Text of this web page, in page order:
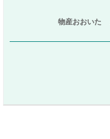
物産おおいた